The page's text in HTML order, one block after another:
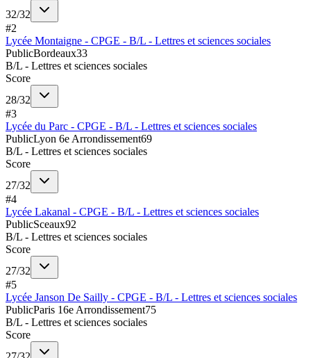
32/32
#2
Lycée Montaigne - CPGE - B/L - Lettres et sciences sociales
PublicBordeaux33
B/L - Lettres et sciences sociales
Score
28/32
#3
Lycée du Parc - CPGE - B/L - Lettres et sciences sociales
PublicLyon 6e Arrondissement69
B/L - Lettres et sciences sociales
Score
27/32
#4
Lycée Lakanal - CPGE - B/L - Lettres et sciences sociales
PublicSceaux92
B/L - Lettres et sciences sociales
Score
27/32
#5
Lycée Janson De Sailly - CPGE - B/L - Lettres et sciences sociales
PublicParis 16e Arrondissement75
B/L - Lettres et sciences sociales
Score